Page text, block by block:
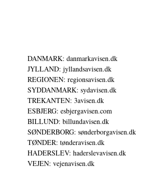
DANMARK: danmarkavisen.dk
JYLLAND: jyllandsavisen.dk
REGIONEN: regionsavisen.dk
SYDDANMARK: sydavisen.dk
TREKANTEN: 3avisen.dk
ESBJERG: esbjergavisen.com
BILLUND: billundavisen.dk
SØNDERBORG: sønderborgavisen.dk
TØNDER: tønderavisen.dk
HADERSLEV: haderslevavisen.dk
VEJEN: vejenavisen.dk